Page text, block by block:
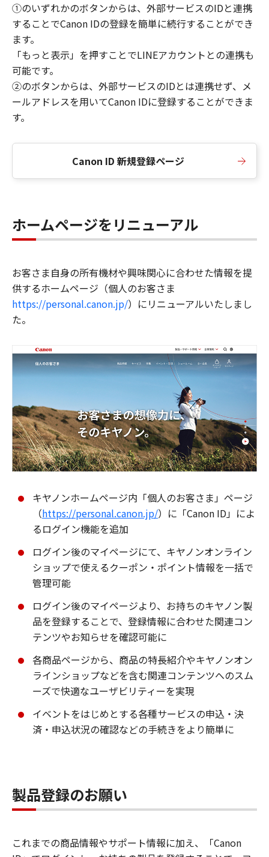
①のいずれかのボタンからは、外部サービスのIDと連携
することでCanon IDの登録を簡単に続行することができ
ます。
「もっと表示」を押すことでLINEアカウントとの連携も
可能です。
②のボタンからは、外部サービスのIDとは連携せず、メ
ールアドレスを用いてCanon IDに登録することができま
す。
Canon ID 新規登録ページ
ホームページをリニューアル
お客さま自身の所有機材や興味関心に合わせた情報を提
供するホームページ（個人のお客さま
https://personal.canon.jp/）にリニューアルいたしまし
た。
キヤノンホームページ内「個人のお客さま」ページ
（https://personal.canon.jp/）に「Canon ID」によ
るログイン機能を追加
ログイン後のマイページにて、キヤノンオンライン
ショップで使えるクーポン・ポイント情報を一括で
管理可能
ログイン後のマイページより、お持ちのキヤノン製
品を登録することで、登録情報に合わせた関連コン
テンツやお知らせを確認可能に
各商品ページから、商品の特長紹介やキヤノンオン
ラインショップなどを含む関連コンテンツへのスム
ーズで快適なユーザビリティーを実現
イベントをはじめとする各種サービスの申込・決
済・申込状況の確認などの手続きをより簡単に
製品登録のお願い
これまでの商品情報やサポート情報に加え、「Canon